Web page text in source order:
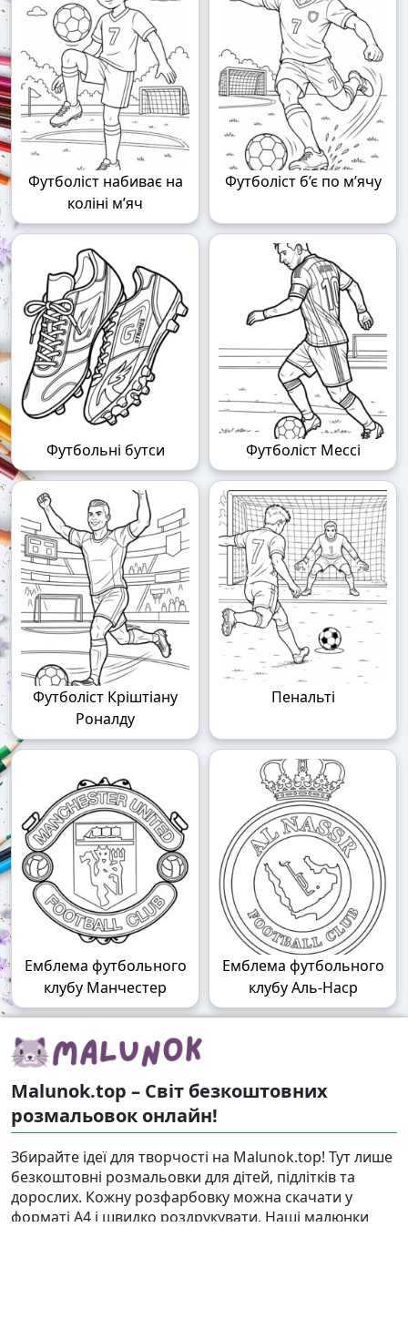
Футболіст набиває на
коліні м’яч
Футболіст б’є по м’ячу
Футбольні бутси Футболіст Мессі
Футболіст Кріштіану
Роналду
Пенальті
Емблема футбольного
клубу Манчестер
Емблема футбольного
клубу Аль-Наср
Malunok.top – Світ безкоштовних
розмальовок онлайн!
Збирайте ідеї для творчості на Malunok.top! Тут лише
безкоштовні розмальовки для дітей, підлітків та
дорослих. Кожну розфарбовку можна скачати у
форматі А4 і швидко роздрукувати. Наші малюнки